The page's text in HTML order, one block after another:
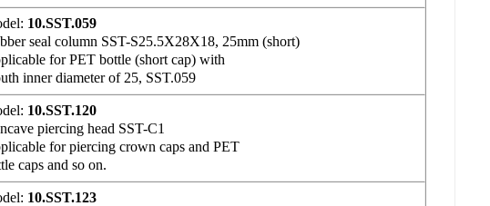
10.SST.059
seal column SST-S25.5X28X18, 25mm (short)
for PET bottle (short cap) with
inner diameter of 25, SST.059
10.SST.120
piercing head SST-C1
for piercing crown caps and PET
caps and so on.
10.SST.123